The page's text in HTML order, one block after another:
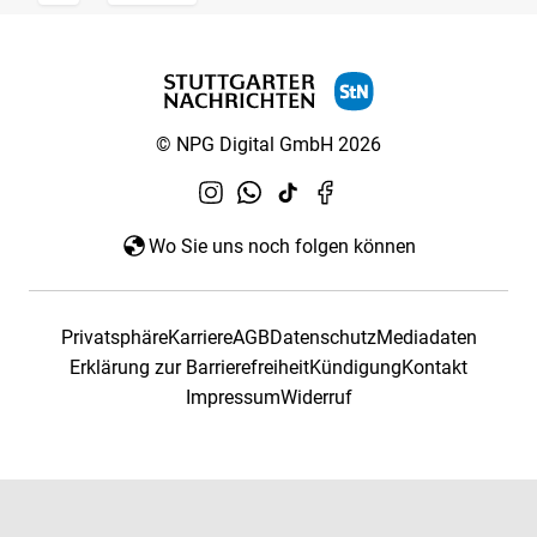
© NPG Digital GmbH 2026
Wo Sie uns noch folgen können
PrivatsphäreKarriereAGBDatenschutzMediadaten
Erklärung zur BarrierefreiheitKündigungKontakt
ImpressumWiderruf